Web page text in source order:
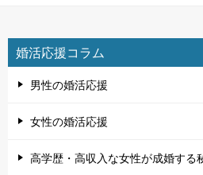
婚活応援コラム
男性の婚活応援
女性の婚活応援
高学歴・高収入な女性が成婚する